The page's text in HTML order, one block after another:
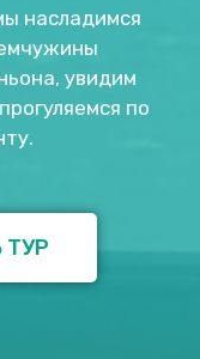
насладимся
увидим
по
ТУР